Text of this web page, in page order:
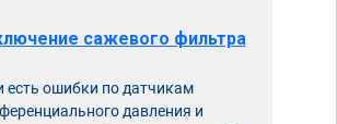
сажевого фильтра
есть ошибки по датчикам
давления и